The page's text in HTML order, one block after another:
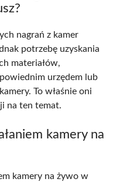
nagrań z kamer
potrzebę uzyskania
materiałów,
urzędem lub
To właśnie oni
na ten temat.
kamery na
kamery na żywo w